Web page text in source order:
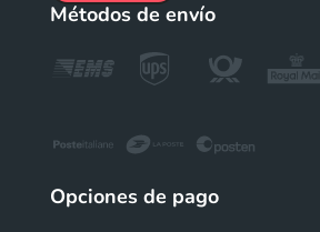
Métodos de envío
Opciones de pago